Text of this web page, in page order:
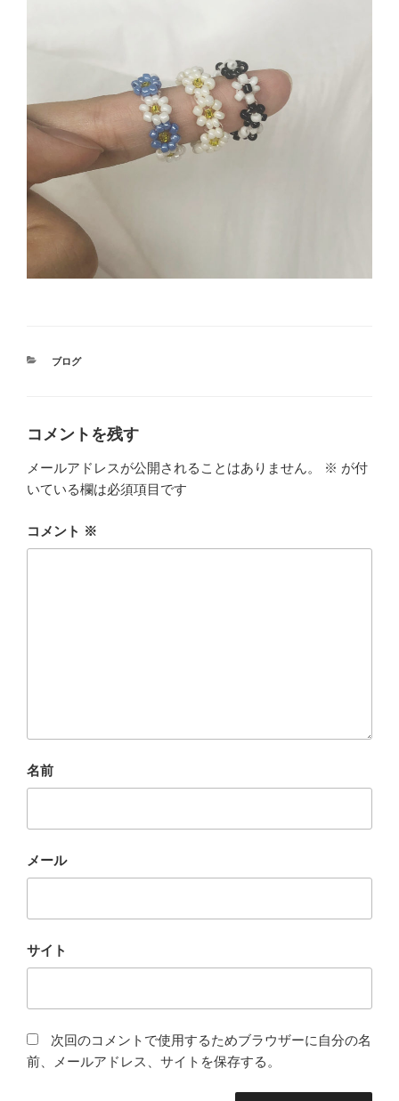
カ
ブログ
コメントを残す
メールアドレスが公開されることはありません。 ※ が付
いている欄は必須項目です
コメント ※
名前
メール
サイト
次回のコメントで使用するためブラウザーに自分の名
前、メールアドレス、サイトを保存する。